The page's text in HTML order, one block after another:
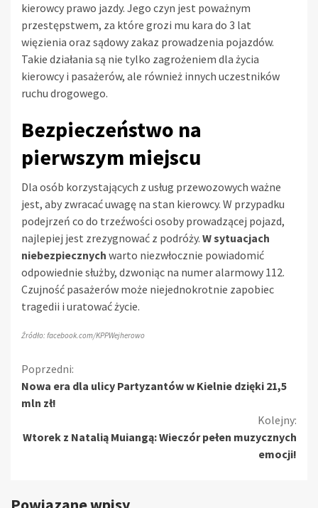
kierowcy prawo jazdy. Jego czyn jest poważnym
przestępstwem, za które grozi mu kara do 3 lat
więzienia oraz sądowy zakaz prowadzenia pojazdów.
Takie działania są nie tylko zagrożeniem dla życia
kierowcy i pasażerów, ale również innych uczestników
ruchu drogowego.
Bezpieczeństwo na
pierwszym miejscu
Dla osób korzystających z usług przewozowych ważne
jest, aby zwracać uwagę na stan kierowcy. W przypadku
podejrzeń co do trzeźwości osoby prowadzącej pojazd,
najlepiej jest zrezygnować z podróży. W sytuacjach
niebezpiecznych warto niezwłocznie powiadomić
odpowiednie służby, dzwoniąc na numer alarmowy 112.
Czujność pasażerów może niejednokrotnie zapobiec
tragedii i uratować życie.
Źródło: facebook.com/KPPWejherowo
Kontynuuj
czytanie
Poprzedni:
Nowa era dla ulicy Partyzantów w Kielnie dzięki 21,5
mln zł!
Kolejny:
Wtorek z Natalią Muiangą: Wieczór pełen muzycznych
emocji!